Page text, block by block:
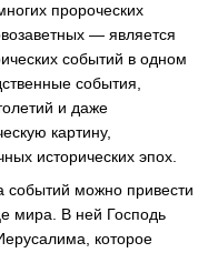
пророческих
— является
событий в одном
события,
и даже
картину,
исторических эпох.
событий можно привести
мира. В ней Господь
которое